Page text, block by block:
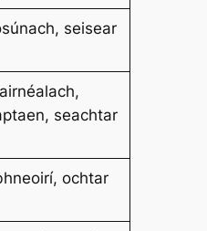
seisear
seachtar
ochtar